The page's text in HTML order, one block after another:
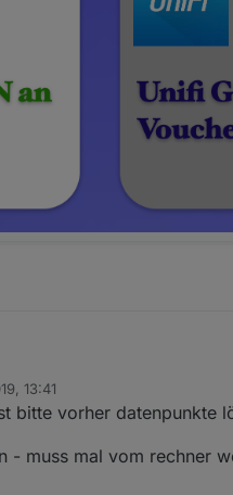
13:41
bitte vorher datenpunkte
- muss mal vom rechner